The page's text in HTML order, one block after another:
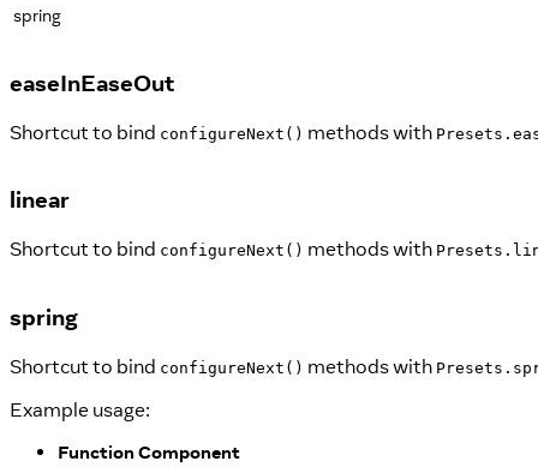
spring
easeInEaseOut
Shortcut to bind configureNext() methods with
linear
Shortcut to bind configureNext() methods with
spring
Shortcut to bind configureNext() methods with
Example usage:
Function Component